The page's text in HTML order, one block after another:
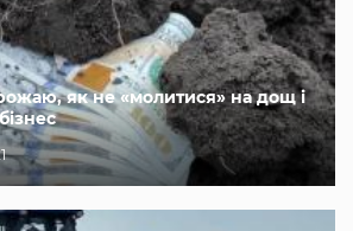
як не «молитися» на дощ і